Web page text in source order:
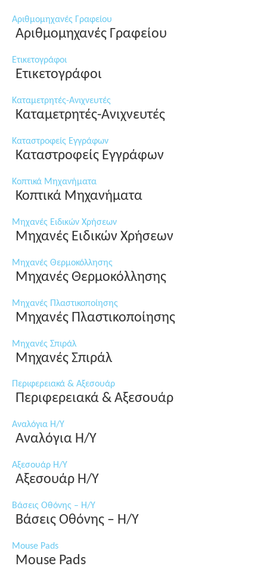
Αριθμομηχανές Γραφείου
Αριθμομηχανές Γραφείου
Ετικετογράφοι
Ετικετογράφοι
Καταμετρητές-Ανιχνευτές
Καταμετρητές-Ανιχνευτές
Καταστροφείς Εγγράφων
Καταστροφείς Εγγράφων
Κοπτικά Μηχανήματα
Κοπτικά Μηχανήματα
Μηχανές Ειδικών Χρήσεων
Μηχανές Ειδικών Χρήσεων
Μηχανές Θερμοκόλλησης
Μηχανές Θερμοκόλλησης
Μηχανές Πλαστικοποίησης
Μηχανές Πλαστικοποίησης
Μηχανές Σπιράλ
Μηχανές Σπιράλ
Περιφερειακά & Αξεσουάρ
Περιφερειακά & Αξεσουάρ
Αναλόγια Η/Υ
Αναλόγια Η/Υ
Αξεσουάρ Η/Υ
Αξεσουάρ Η/Υ
Βάσεις Οθόνης – Η/Υ
Βάσεις Οθόνης – Η/Υ
Mouse Pads
Mouse Pads